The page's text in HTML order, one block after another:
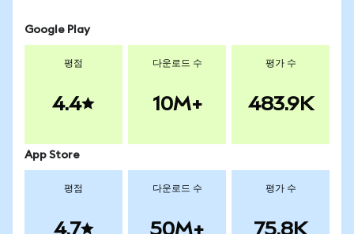
Google Play
평점
4.4
다운로드 수
10M+
평가 수
483.9K
App Store
평점
4.7
다운로드 수
50M+
평가 수
75.8K